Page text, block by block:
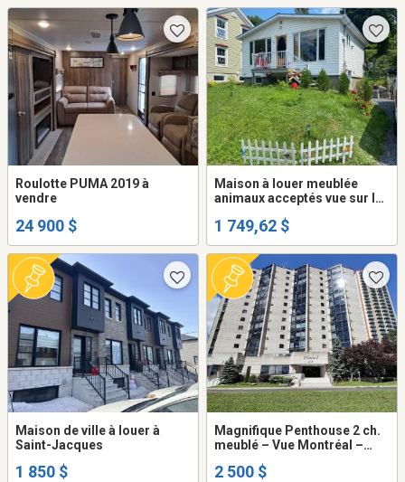
Roulotte PUMA 2019 à
vendre
24 900 $
Maison à louer meublée
animaux acceptés vue sur le
1 749,62 $
Maison de ville à louer à
Saint-Jacques
1 850 $
Magnifique Penthouse 2 ch.
meublé – Vue Montréal –
2 500 $